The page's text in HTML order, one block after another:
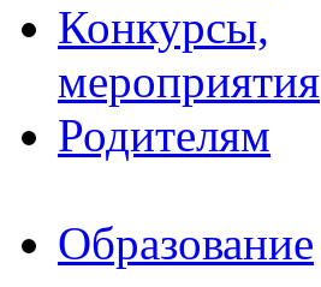
Конкурсы,
мероприятия
Родителям
Образование